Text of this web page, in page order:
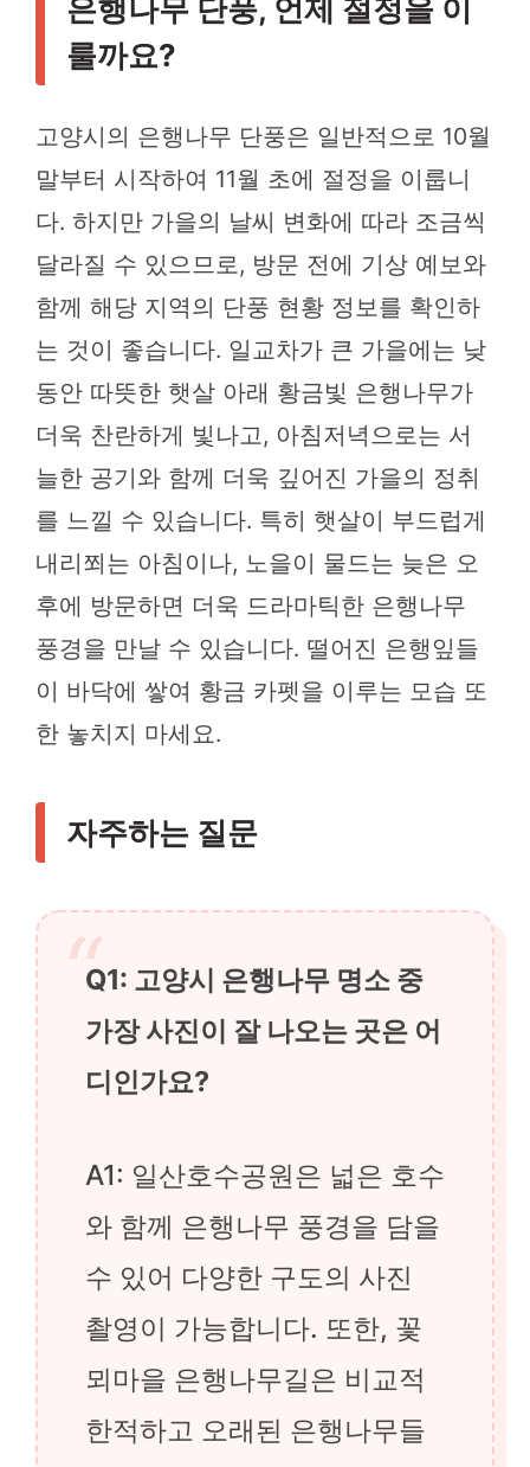
은행나무 단풍, 언제 절정을 이
룰까요?
고양시의 은행나무 단풍은 일반적으로 10월
말부터 시작하여 11월 초에 절정을 이룹니
다. 하지만 가을의 날씨 변화에 따라 조금씩
달라질 수 있으므로, 방문 전에 기상 예보와
함께 해당 지역의 단풍 현황 정보를 확인하
는 것이 좋습니다. 일교차가 큰 가을에는 낮
동안 따뜻한 햇살 아래 황금빛 은행나무가
더욱 찬란하게 빛나고, 아침저녁으로는 서
늘한 공기와 함께 더욱 깊어진 가을의 정취
를 느낄 수 있습니다. 특히 햇살이 부드럽게
내리쬐는 아침이나, 노을이 물드는 늦은 오
후에 방문하면 더욱 드라마틱한 은행나무
풍경을 만날 수 있습니다. 떨어진 은행잎들
이 바닥에 쌓여 황금 카펫을 이루는 모습 또
한 놓치지 마세요.
자주하는 질문
Q1: 고양시 은행나무 명소 중
가장 사진이 잘 나오는 곳은 어
디인가요?
A1: 일산호수공원은 넓은 호수
와 함께 은행나무 풍경을 담을
수 있어 다양한 구도의 사진
촬영이 가능합니다. 또한, 꽃
뫼마을 은행나무길은 비교적
한적하고 오래된 은행나무들